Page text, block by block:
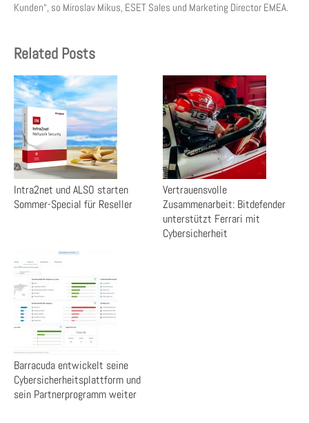
Kunden“, so Miroslav Mikus, ESET Sales und Marketing Director EMEA.
Related Posts
Intra2net und ALSO starten
Sommer-Special für Reseller
Vertrauensvolle
Zusammenarbeit: Bitdefender
unterstützt Ferrari mit
Cybersicherheit
Barracuda entwickelt seine
Cybersicherheitsplattform und
sein Partnerprogramm weiter